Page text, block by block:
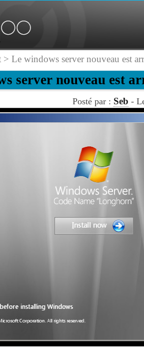
> Le windows server nouveau est
server nouveau est
Posté par : Seb -